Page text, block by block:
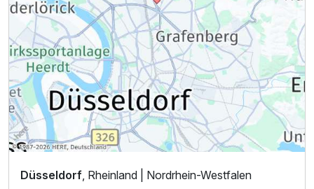
Düsseldorf , Rheinland | Nordrhein-Westfalen